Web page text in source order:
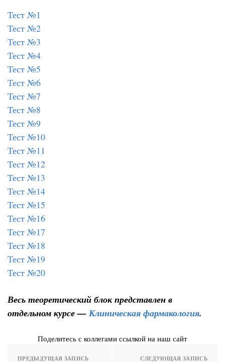
Тест №1
Тест №2
Тест №3
Тест №4
Тест №5
Тест №6
Тест №7
Тест №8
Тест №9
Тест №10
Тест №11
Тест №12
Тест №13
Тест №14
Тест №15
Тест №16
Тест №17
Тест №18
Тест №19
Тест №20
Весь теоретический блок представлен в
отдельном курсе — Клиническая фармакология.
Поделитесь с коллегами ссылкой на наш сайт
ПРЕДЫДУЩАЯ ЗАПИСЬ СЛЕДУЮЩАЯ ЗАПИСЬ